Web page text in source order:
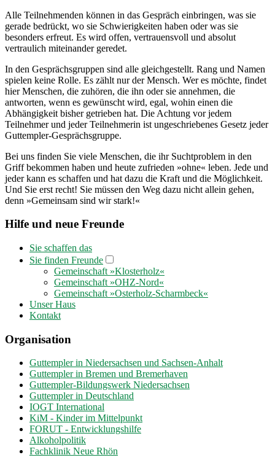
Alle Teilnehmenden können in das Gespräch einbringen, was sie
gerade bedrückt, wo sie Schwierigkeiten haben oder was sie
besonders erfreut. Es wird offen, vertrauensvoll und absolut
vertraulich miteinander geredet.
In den Gesprächsgruppen sind alle gleichgestellt. Rang und Namen
spielen keine Rolle. Es zählt nur der Mensch. Wer es möchte, findet
hier Menschen, die zuhören, die ihn oder sie annehmen, die
antworten, wenn es gewünscht wird, egal, wohin einen die
Abhängigkeit bisher getrieben hat. Die Achtung vor jedem
Teilnehmer und jeder Teilnehmerin ist ungeschriebenes Gesetz jeder
Guttempler-Gesprächsgruppe.
Bei uns finden Sie viele Menschen, die ihr Suchtproblem in den
Griff bekommen haben und heute zufrieden »ohne« leben. Jede und
jeder kann es schaffen und hat dazu die Kraft und die Möglichkeit.
Und Sie erst recht! Sie müssen den Weg dazu nicht allein gehen,
denn »Gemeinsam sind wir stark!«
Hilfe und neue Freunde
Sie schaffen das
Sie finden Freunde
Gemeinschaft »Klosterholz«
Gemeinschaft »OHZ-Nord«
Gemeinschaft »Osterholz-Scharmbeck«
Unser Haus
Kontakt
Organisation
Guttempler in Niedersachsen und Sachsen-Anhalt
Guttempler in Bremen und Bremerhaven
Guttempler-Bildungswerk Niedersachsen
Guttempler in Deutschland
IOGT International
KiM - Kinder im Mittelpunkt
FORUT - Entwicklungshilfe
Alkoholpolitik
Fachklinik Neue Rhön